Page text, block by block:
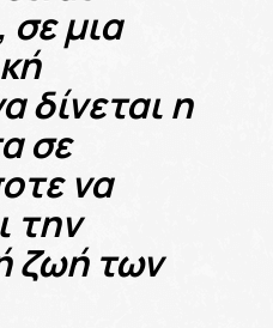
σε μια
δίνεται η
σε
να
την
ζωή των